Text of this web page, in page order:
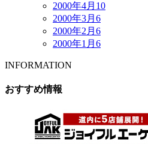
2000年4月 10
2000年3月 6
2000年2月 6
2000年1月 6
INFORMATION
おすすめ情報